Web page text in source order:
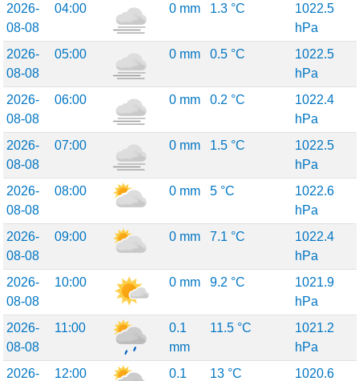
2026-
08-08
04:00 0 mm 1.3 °C
1022.5
hPa
2026-
08-08
05:00 0 mm 0.5 °C
1022.5
hPa
2026-
08-08
06:00 0 mm 0.2 °C
1022.4
hPa
2026-
08-08
07:00 0 mm 1.5 °C
1022.5
hPa
2026-
08-08
08:00 0 mm 5 °C
1022.6
hPa
2026-
08-08
09:00 0 mm 7.1 °C
1022.4
hPa
2026-
08-08
10:00 0 mm 9.2 °C
1021.9
hPa
2026-
08-08
11:00
0.1
mm
11.5 °C
1021.2
hPa
2026-
12:00
0.1
13 °C
1020.6